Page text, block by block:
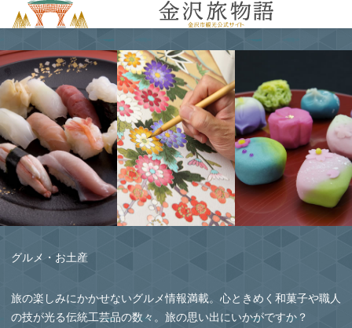
グルメ・お土産
旅の楽しみにかかせないグルメ情報満載。心ときめく和菓子や職人
の技が光る伝統工芸品の数々。旅の思い出にいかがですか？